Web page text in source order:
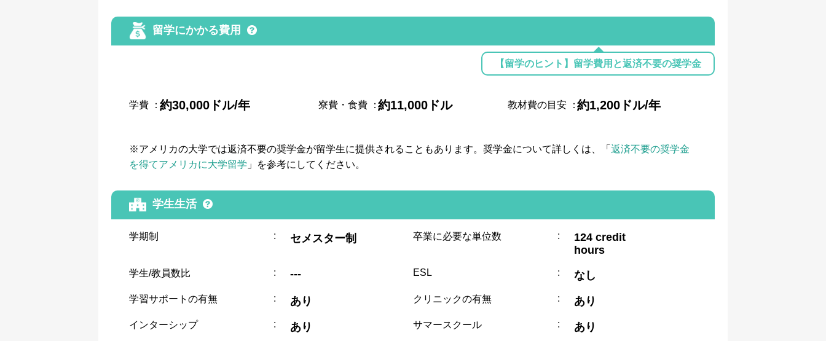
留学にかかる費用
【留学のヒント】留学費用と返済不要の奨学金
学費 ：約30,000ドル/年 寮費・食費 ：約11,000ドル 教材費の目安 ：約1,200ドル/年
※アメリカの大学では返済不要の奨学金が留学生に提供されることもあります。奨学金について詳しくは、「返済不要の奨学金
を得てアメリカに大学留学 」を参考にしてください。
学生生活
学期制 : セメスター制 卒業に必要な単位数 :
124 credit
hours
学生/教員数比 : --- ESL : なし
学習サポートの有無 : あり クリニックの有無 : あり
インターシップ : あり サマースクール : あり